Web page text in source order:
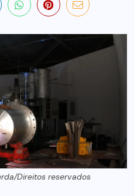
Direitos reservados